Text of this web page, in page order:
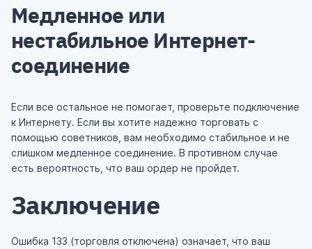
Медленное или
нестабильное Интернет-
соединение
Если все остальное не помогает, проверьте подключение
к Интернету. Если вы хотите надежно торговать с
помощью советников, вам необходимо стабильное и не
слишком медленное соединение. В противном случае
есть вероятность, что ваш ордер не пройдет.
Заключение
Ошибка 133 (торговля отключена) означает, что ваш